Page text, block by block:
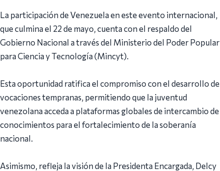
La participación de Venezuela en este evento internacional,
que culmina el 22 de mayo, cuenta con el respaldo del
Gobierno Nacional a través del Ministerio del Poder Popular
para Ciencia y Tecnología (Mincyt).
Esta oportunidad ratifica el compromiso con el desarrollo de
vocaciones tempranas, permitiendo que la juventud
venezolana acceda a plataformas globales de intercambio de
conocimientos para el fortalecimiento de la soberanía
nacional.
Asimismo, refleja la visión de la Presidenta Encargada, Delcy